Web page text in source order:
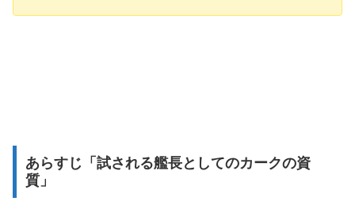
あらすじ「試される艦長としてのカークの資
質」